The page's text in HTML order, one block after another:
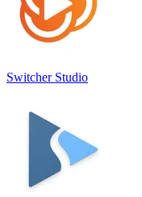
Switcher Studio